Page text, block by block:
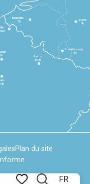
FR
1h
Reims
2h45
Bruxelles
3h
Bonn
5h
Luxembourg
4h
Plan du site